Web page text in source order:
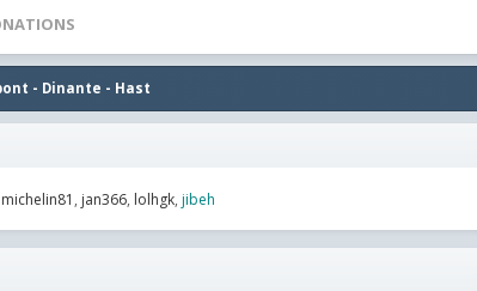
- Dinante - Hast
michelin81 jan366 lolhgk jibeh